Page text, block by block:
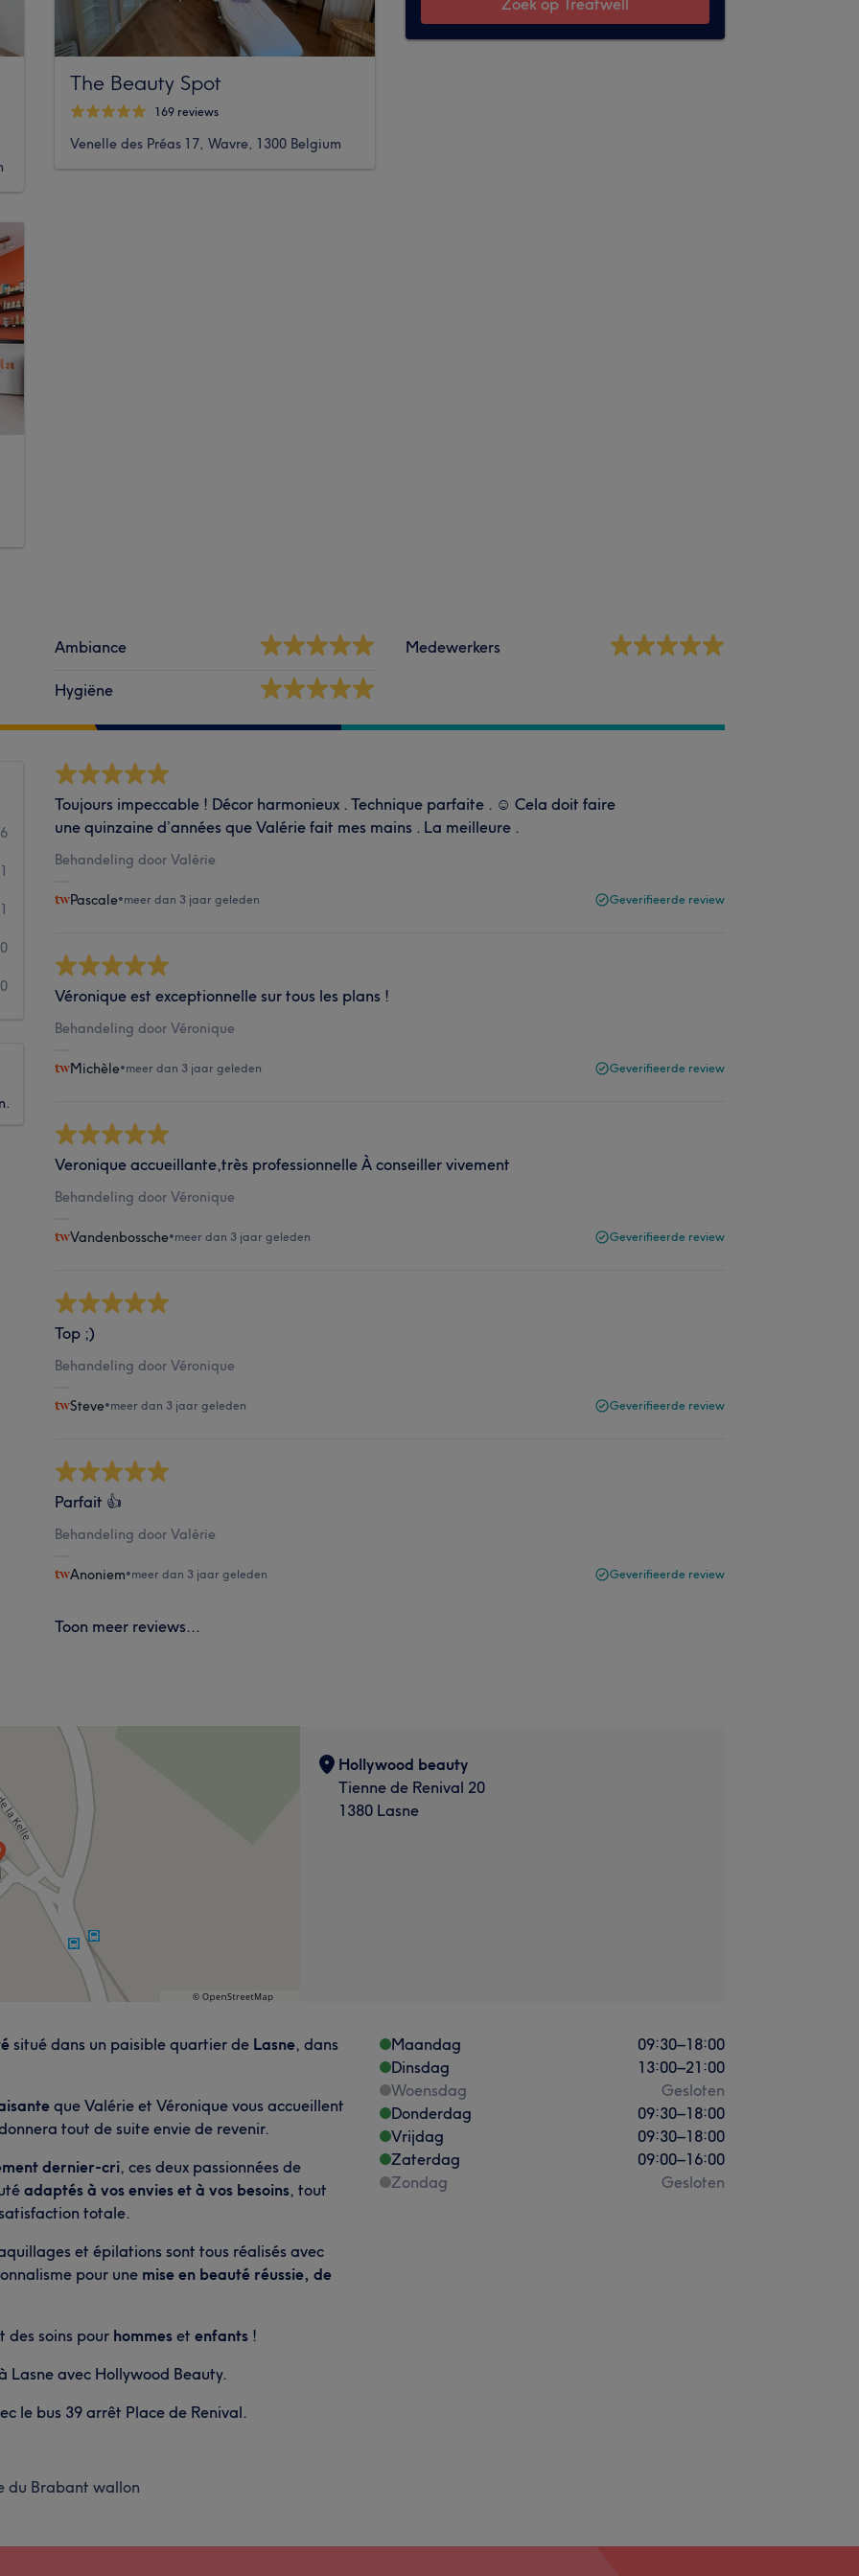
The Beauty Spot
169 reviews
Venelle des Préas 17, Wavre, 1300 Belgium
Ambiance
Hygiëne
Medewerkers
1
1
0
0
Toujours impeccable ! Décor harmonieux . Technique parfaite . ☺️ Cela doit faire
une quinzaine d’années que Valérie fait mes mains . La meilleure .
Behandeling door Valérie
Pascale•meer dan 3 jaar geleden Geverifieerde review
Véronique est exceptionnelle sur tous les plans !
Behandeling door Véronique
Michèle•meer dan 3 jaar geleden Geverifieerde review
Veronique accueillante,très professionnelle À conseiller vivement
Behandeling door Véronique
Vandenbossche•meer dan 3 jaar geleden Geverifieerde review
Top ;)
Behandeling door Véronique
Steve•meer dan 3 jaar geleden Geverifieerde review
Parfait 👍
Behandeling door Valérie
Anoniem•meer dan 3 jaar geleden Geverifieerde review
Toon meer reviews...
Hollywood beauty
Tienne de Renival 20
1380 Lasne
situé dans un paisible quartier de Lasne, dans
que Valérie et Véronique vous accueillent
tout de suite envie de revenir.
dernier-cri, ces deux passionnées de
adaptés à vos envies et à vos besoins, tout
totale.
et épilations sont tous réalisés avec
pour une mise en beauté réussie, de
des soins pour hommes et enfants !
Lasne avec Hollywood Beauty.
le bus 39 arrêt Place de Renival.
Maandag 09:30–18:00
Dinsdag
13:00–21:00
Woensdag
Gesloten
Donderdag
09:30–18:00
Vrijdag
09:30–18:00
Zaterdag
09:00–16:00
Zondag
Gesloten
du Brabant wallon